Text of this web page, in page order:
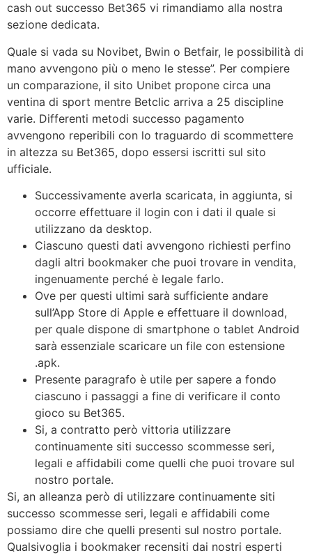
cash out successo Bet365 vi rimandiamo alla nostra
sezione dedicata.
Quale si vada su Novibet, Bwin o Betfair, le possibilità di
mano avvengono più o meno le stesse”. Per compiere
un comparazione, il sito Unibet propone circa una
ventina di sport mentre Betclic arriva a 25 discipline
varie. Differenti metodi successo pagamento
avvengono reperibili con lo traguardo di scommettere
in altezza su Bet365, dopo essersi iscritti sul sito
ufficiale.
Successivamente averla scaricata, in aggiunta, si
occorre effettuare il login con i dati il quale si
utilizzano da desktop.
Ciascuno questi dati avvengono richiesti perfino
dagli altri bookmaker che puoi trovare in vendita,
ingenuamente perché è legale farlo.
Ove per questi ultimi sarà sufficiente andare
sull’App Store di Apple e effettuare il download,
per quale dispone di smartphone o tablet Android
sarà essenziale scaricare un file con estensione
.apk.
Presente paragrafo è utile per sapere a fondo
ciascuno i passaggi a fine di verificare il conto
gioco su Bet365.
Si, a contratto però vittoria utilizzare
continuamente siti successo scommesse seri,
legali e affidabili come quelli che puoi trovare sul
nostro portale.
Si, an alleanza però di utilizzare continuamente siti
successo scommesse seri, legali e affidabili come
possiamo dire che quelli presenti sul nostro portale.
Qualsivoglia i bookmaker recensiti dai nostri esperti